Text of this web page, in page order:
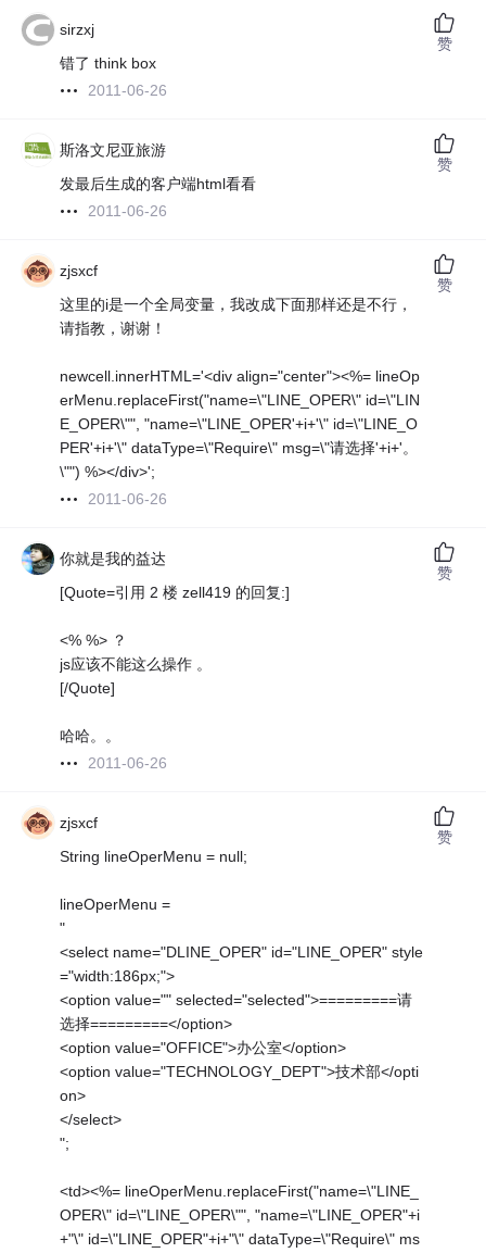
sirzxj
错了 think box
2011-06-26
赞
斯洛文尼亚旅游
发最后生成的客户端html看看
2011-06-26
赞
zjsxcf
这里的i是一个全局变量，我改成下面那样还是不行，
请指教，谢谢！
newcell.innerHTML='<div align="center"><%= lineOp
erMenu.replaceFirst("name=\"LINE_OPER\" id=\"LIN
E_OPER\"", "name=\"LINE_OPER'+i+'\" id=\"LINE_O
PER'+i+'\" dataType=\"Require\" msg=\"请选择'+i+'。
\"") %></div>';
2011-06-26
赞
你就是我的益达
[Quote=引用 2 楼 zell419 的回复:]
<% %> ？
js应该不能这么操作 。
[/Quote]
哈哈。。
2011-06-26
赞
zjsxcf
String lineOperMenu = null;
lineOperMenu =
"
<select name="DLINE_OPER" id="LINE_OPER" style
="width:186px;">
<option value="" selected="selected">=========请
选择=========</option>
<option value="OFFICE">办公室</option>
<option value="TECHNOLOGY_DEPT">技术部</opti
on>
</select>
";
<td><%= lineOperMenu.replaceFirst("name=\"LINE_
OPER\" id=\"LINE_OPER\"", "name=\"LINE_OPER"+i
+"\" id=\"LINE_OPER"+i+"\" dataType=\"Require\" ms
赞